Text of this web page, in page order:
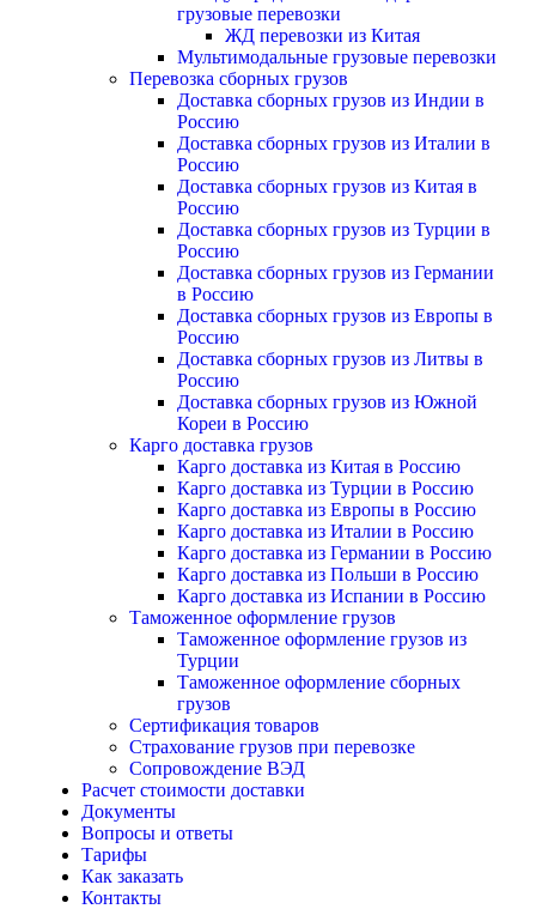
грузовые перевозки
ЖД перевозки из Китая
Мультимодальные грузовые перевозки
Перевозка сборных грузов
Доставка сборных грузов из Индии в
Россию
Доставка сборных грузов из Италии в
Россию
Доставка сборных грузов из Китая в
Россию
Доставка сборных грузов из Турции в
Россию
Доставка сборных грузов из Германии
в Россию
Доставка сборных грузов из Европы в
Россию
Доставка сборных грузов из Литвы в
Россию
Доставка сборных грузов из Южной
Кореи в Россию
Карго доставка грузов
Карго доставка из Китая в Россию
Карго доставка из Турции в Россию
Карго доставка из Европы в Россию
Карго доставка из Италии в Россию
Карго доставка из Германии в Россию
Карго доставка из Польши в Россию
Карго доставка из Испании в Россию
Таможенное оформление грузов
Таможенное оформление грузов из
Турции
Таможенное оформление сборных
грузов
Сертификация товаров
Страхование грузов при перевозке
Сопровождение ВЭД
Расчет стоимости доставки
Документы
Вопросы и ответы
Тарифы
Как заказать
Контакты